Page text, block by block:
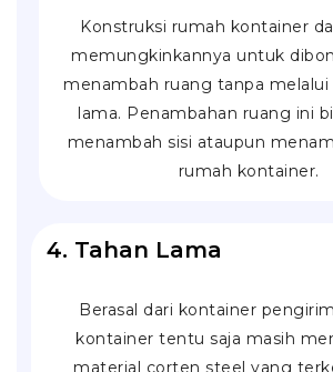
Konstruksi rumah kontainer
memungkinkannya untuk
menambah ruang tanpa melalui
lama. Penambahan ruang ini
menambah sisi ataupun
rumah kontainer.
4. Tahan Lama
Berasal dari kontainer
kontainer tentu saja masih
material corten steel yang